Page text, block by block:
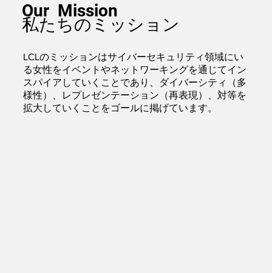
Our Mission
私たちのミッション
LCLのミッションはサイバーセキュリティ領域にい
る女性をイベントやネットワーキングを通じてイン
スパイアしていくことであり、ダイバーシティ（多
様性）、レプレゼンテーション（再表現）、対等を
拡大していくことをゴールに掲げています。